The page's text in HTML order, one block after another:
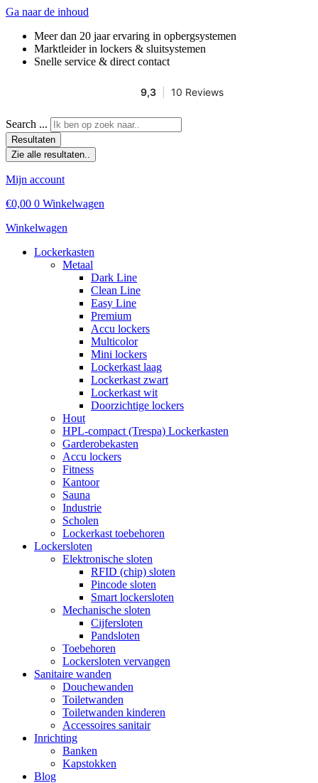
Ga naar de inhoud
Meer dan 20 jaar ervaring in opbergsystemen
Marktleider in lockers & sluitsystemen
Snelle service & direct contact
Search ...
Resultaten
Zie alle resultaten..
Mijn account
€0,00 0 Winkelwagen
Winkelwagen
Lockerkasten
Metaal
Dark Line
Clean Line
Easy Line
Premium
Accu lockers
Multicolor
Mini lockers
Lockerkast laag
Lockerkast zwart
Lockerkast wit
Doorzichtige lockers
Hout
HPL-compact (Trespa) Lockerkasten
Garderobekasten
Accu lockers
Fitness
Kantoor
Sauna
Industrie
Scholen
Lockerkast toebehoren
Lockersloten
Elektronische sloten
RFID (chip) sloten
Pincode sloten
Smart lockersloten
Mechanische sloten
Cijfersloten
Pandsloten
Toebehoren
Lockersloten vervangen
Sanitaire wanden
Douchewanden
Toiletwanden
Toiletwanden kinderen
Accessoires sanitair
Inrichting
Banken
Kapstokken
Blog